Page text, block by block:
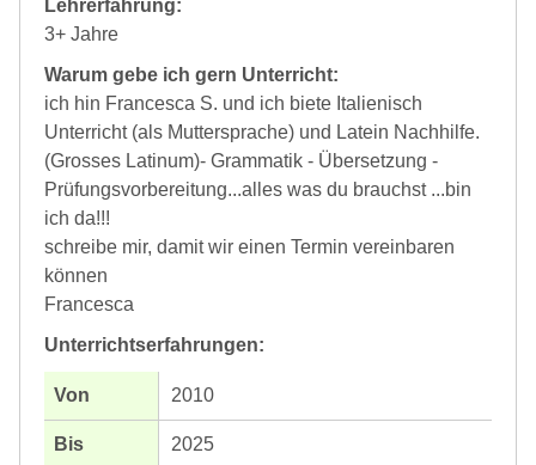
Lehrerfahrung:
3+ Jahre
Warum gebe ich gern Unterricht:
ich hin Francesca S. und ich biete Italienisch
Unterricht (als Muttersprache) und Latein Nachhilfe.
(Grosses Latinum)- Grammatik - Übersetzung -
Prüfungsvorbereitung...alles was du brauchst ...bin
ich da!!!
schreibe mir, damit wir einen Termin vereinbaren
können
Francesca
Unterrichtserfahrungen:
2010
2025